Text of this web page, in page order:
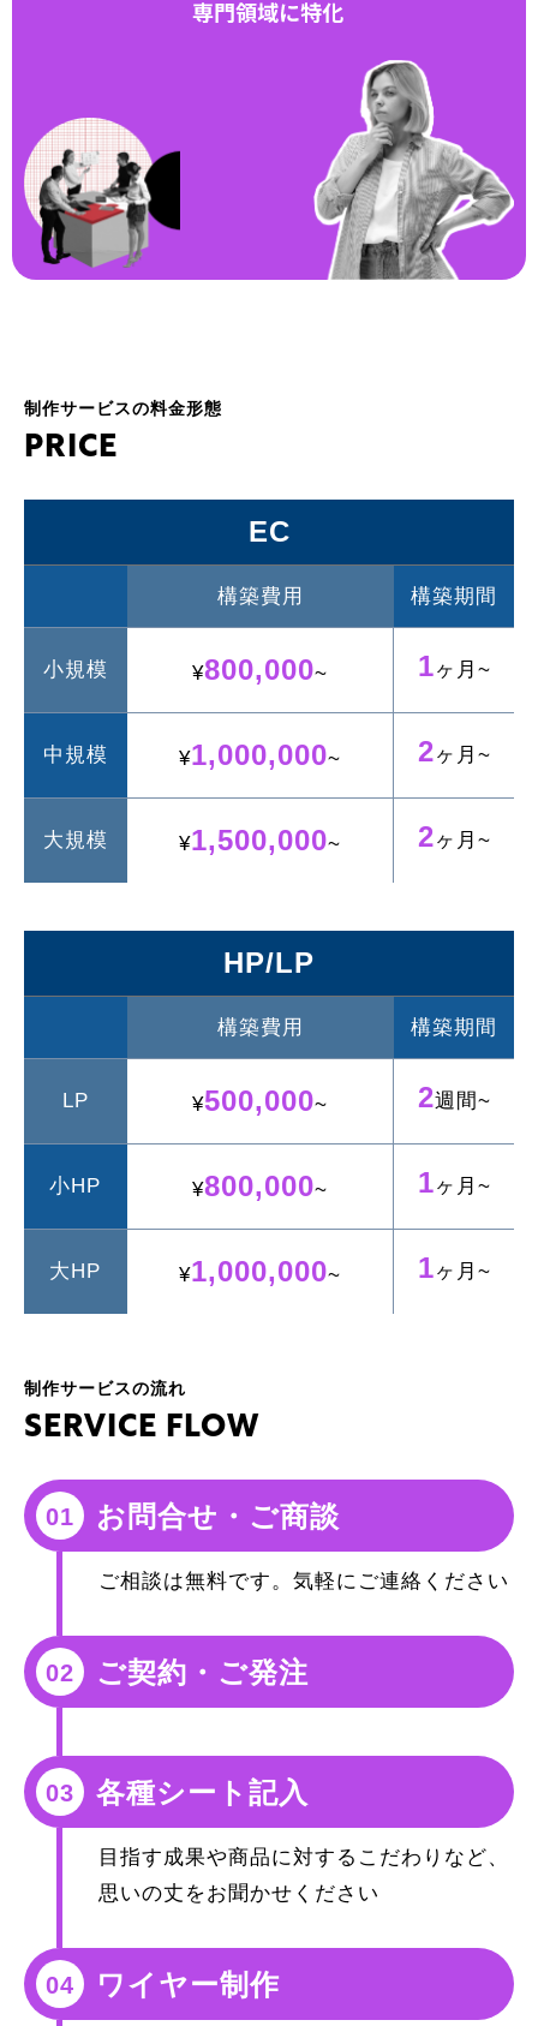
制作サービスの料金形態
PRICE
EC
構築費用 構築期間
小規模 ¥800,000~ 1ヶ月~
中規模 ¥1,000,000~ 2ヶ月~
大規模 ¥1,500,000~ 2ヶ月~
HP/LP
構築費用 構築期間
LP ¥500,000~ 2週間~
小HP ¥800,000~ 1ヶ月~
大HP ¥1,000,000~ 1ヶ月~
制作サービスの流れ
SERVICE FLOW
01 お問合せ・ご商談
ご相談は無料です。気軽にご連絡ください
02 ご契約・ご発注
03 各種シート記入
目指す成果や商品に対するこだわりなど、
思いの丈をお聞かせください
04 ワイヤー制作